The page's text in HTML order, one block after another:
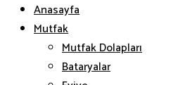
Anasayfa
Mutfak
Mutfak Dolapları
Bataryalar